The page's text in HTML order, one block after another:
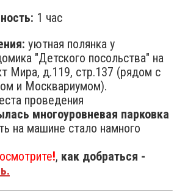
1 час
уютная полянка у
"Детского посольства" на
Мира, д.119, стр.137 (рядом с
и Москвариумом).
проведения
многоуровневая парковка
на машине стало намного
!, как добраться -